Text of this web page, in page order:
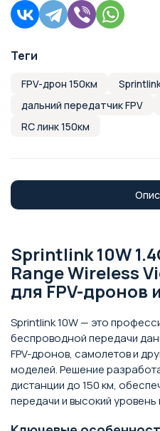
Теги
FPV-дрон 150км
дальний передатчик FPV
RC линк 150км
Sprintlink 10W
Range Wireless
для FPV-дронов
Sprintlink 10W — это
беспроводной передачи
FPV-дронов, самолетов и
моделей. Решение
дистанции до 150 км,
передачи и высокий